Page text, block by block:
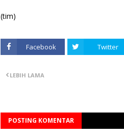
(tim)
Facebook Twitter
LEBIH LAMA
POSTING KOMENTAR